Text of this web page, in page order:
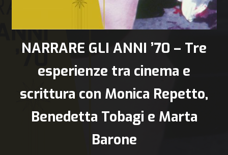
NARRARE GLI ANNI ’70 – Tre
esperienze tra cinema e
scrittura con Monica Repetto,
Benedetta Tobagi e Marta
Barone